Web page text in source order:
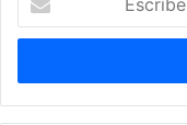
correo